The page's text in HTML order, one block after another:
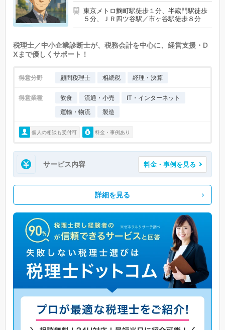
東京メトロ麴町駅徒歩１分、半蔵門駅徒歩
５分、ＪＲ四ツ谷駅／市ヶ谷駅徒歩８分
税理士／中小企業診断士が、税務会計を中心に、経営支援・D
Xまで優しくサポート！
得意分野 顧問税理士 相続税 経理・決算
得意業種 飲食 流通・小売
IT・インターネット
運輸・物流
製造
個人の相談も受付可 料金・事例あり
サービス内容 料金・事例を見る
詳細を見る